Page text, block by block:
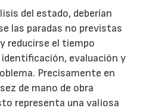
del estado, deberían
las paradas no previstas
reducirse el tiempo
identificación, evaluación y
Precisamente en
de mano de obra
representa una valiosa